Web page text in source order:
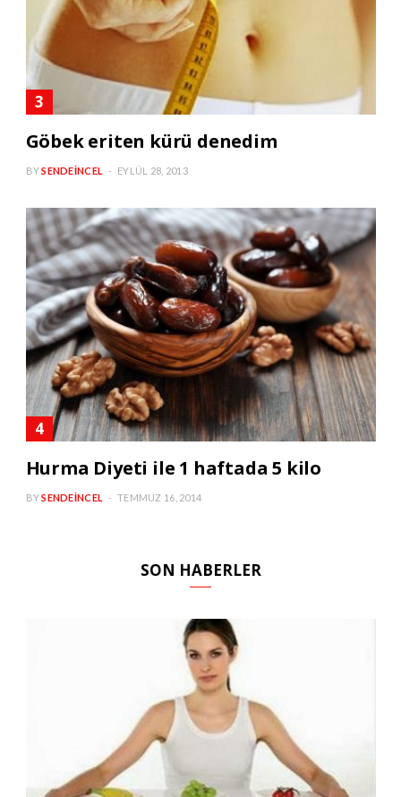
Göbek eriten kürü denedim
BYSENDEINCEL EYLÜL 28, 2013
Hurma Diyeti ile 1 haftada 5 kilo
BYSENDEINCEL TEMMUZ 16, 2014
SON HABERLER